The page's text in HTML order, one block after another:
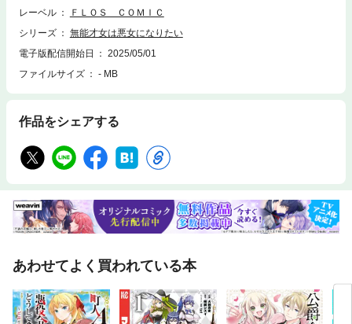
レーベル
ＦＬＯＳ ＣＯＭＩＣ
シリーズ
無能才女は悪女になりたい
電子版配信開始日
2025/05/01
ファイルサイズ
- MB
作品をシェアする
あわせてよく買われている本